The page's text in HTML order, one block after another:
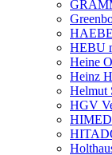
HEBU
Heine
Heinz
Helmut
HGV
HIMED